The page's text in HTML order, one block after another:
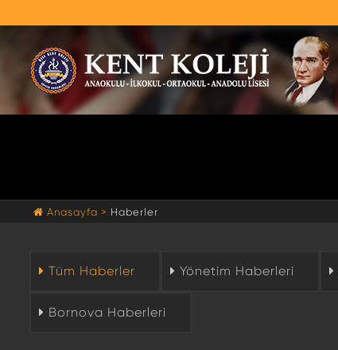
Anasayfa > Haberler
Tüm Haberler Yönetim Haberleri
Bornova Haberleri